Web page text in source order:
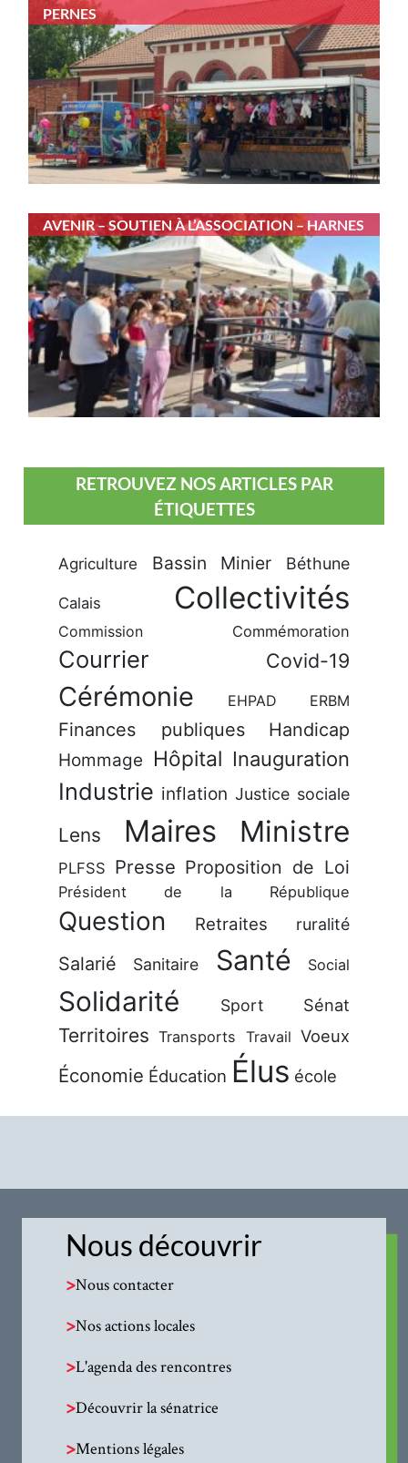
PERNES
AVENIR – SOUTIEN À L’ASSOCIATION – HARNES
RETROUVEZ NOS ARTICLES PAR
ÉTIQUETTES
Agriculture Bassin Minier Béthune
Calais Collectivités
Commission Commémoration
Courrier Covid-19
Cérémonie EHPAD ERBM
Finances publiques Handicap
Hommage Hôpital Inauguration
Industrie inflation Justice sociale
Lens Maires Ministre
PLFSS Presse Proposition de Loi
Président de la République
Question Retraites ruralité
Salarié Sanitaire Santé Social
Solidarité Sport Sénat
Territoires Transports Travail Voeux
Économie Éducation Élus école
Nous découvrir
>Nous contacter
>Nos actions locales
>L'agenda des rencontres
>Découvrir la sénatrice
>Mentions légales